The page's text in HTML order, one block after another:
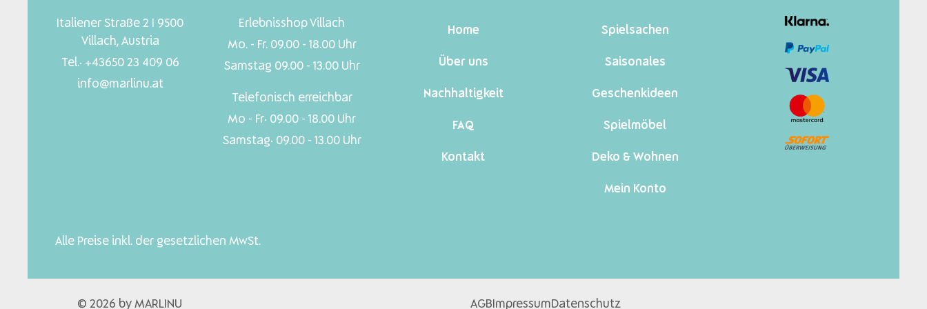
Italiener Straße 2 I 9500
Villach, Austria
Tel.: +43650 23 409 06
info@marlinu.at
Erlebnisshop Villach
Mo. - Fr. 09.00 - 18.00 Uhr
Samstag 09.00 - 13.00 Uhr
Telefonisch erreichbar
Mo - Fr: 09.00 - 18.00 Uhr
Samstag: 09.00 - 13.00 Uhr
Home
Über uns
Nachhaltigkeit
FAQ
Kontakt
Spielsachen
Saisonales
Geschenkideen
Spielmöbel
Deko & Wohnen
Mein Konto
Alle Preise inkl. der gesetzlichen MwSt.
© 2026 by MARLINU AGB ImpressumDatenschutz